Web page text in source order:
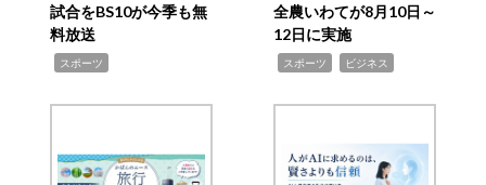
試合をBS10が今季も無
料放送
スポーツ
全農いわてが8月10日～
12日に実施
スポーツ ビジネス